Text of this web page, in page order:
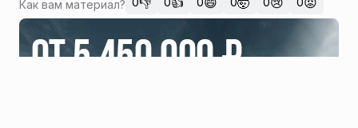
Как вам материал?